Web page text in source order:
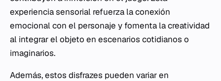
experiencia sensorial refuerza la conexión
emocional con el personaje y fomenta la creatividad
al integrar el objeto en escenarios cotidianos o
imaginarios.
Además, estos disfrazes pueden variar en